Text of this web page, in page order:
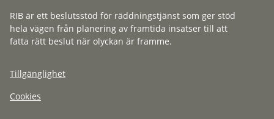
RIB är ett beslutsstöd för räddningstjänst som ger stöd
hela vägen från planering av framtida insatser till att
fatta rätt beslut när olyckan är framme.
Tillgänglighet
Cookies